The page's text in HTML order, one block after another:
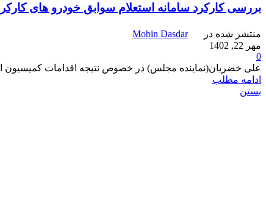
بررسی کارکرد سامانه استعلام سوابق خودرو های
منتشر شده در
Mobin Dasdar
مهر 22, 1402
0
علی خضریان(نماینده مجلس) در خصوص نتیجه اقدامات کمیسیون اصل نود مجلس در اجرای جزء ۴ تبصره ۱۰
ادامه مطلب
بستن